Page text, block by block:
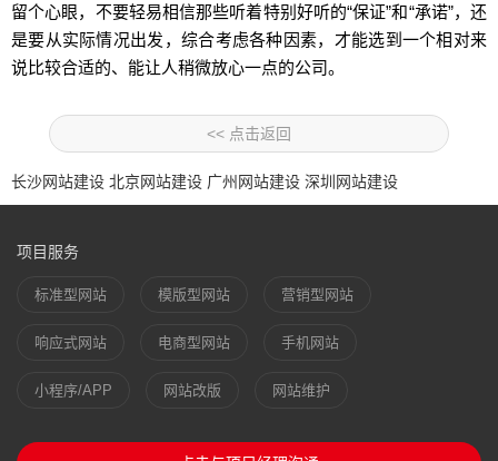
留个心眼，不要轻易相信那些听着特别好听的“保证”和“承诺”，还
是要从实际情况出发，综合考虑各种因素，才能选到一个相对来
说比较合适的、能让人稍微放心一点的公司。
<< 点击返回
长沙网站建设 北京网站建设 广州网站建设 深圳网站建设
项目服务
标准型网站 模版型网站 营销型网站
响应式网站 电商型网站 手机网站
小程序/APP 网站改版 网站维护